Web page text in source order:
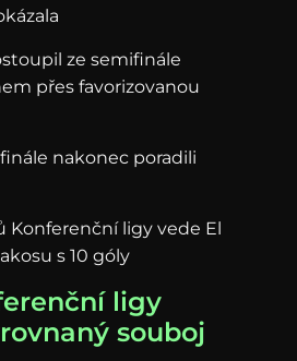
ze semifinále
přes favorizovanou
nakonec poradili
Konferenční ligy vede El
s 10 góly
ligy
souboj